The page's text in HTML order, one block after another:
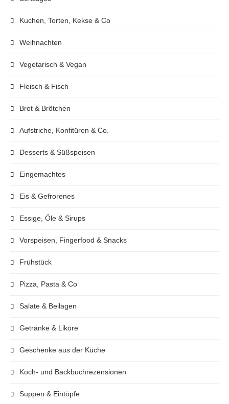
Kuchen, Torten, Kekse & Co
Weihnachten
Vegetarisch & Vegan
Fleisch & Fisch
Brot & Brötchen
Aufstriche, Konfitüren & Co.
Desserts & Süßspeisen
Eingemachtes
Eis & Gefrorenes
Essige, Öle & Sirups
Vorspeisen, Fingerfood & Snacks
Frühstück
Pizza, Pasta & Co
Salate & Beilagen
Getränke & Liköre
Geschenke aus der Küche
Koch- und Backbuchrezensionen
Suppen & Eintöpfe